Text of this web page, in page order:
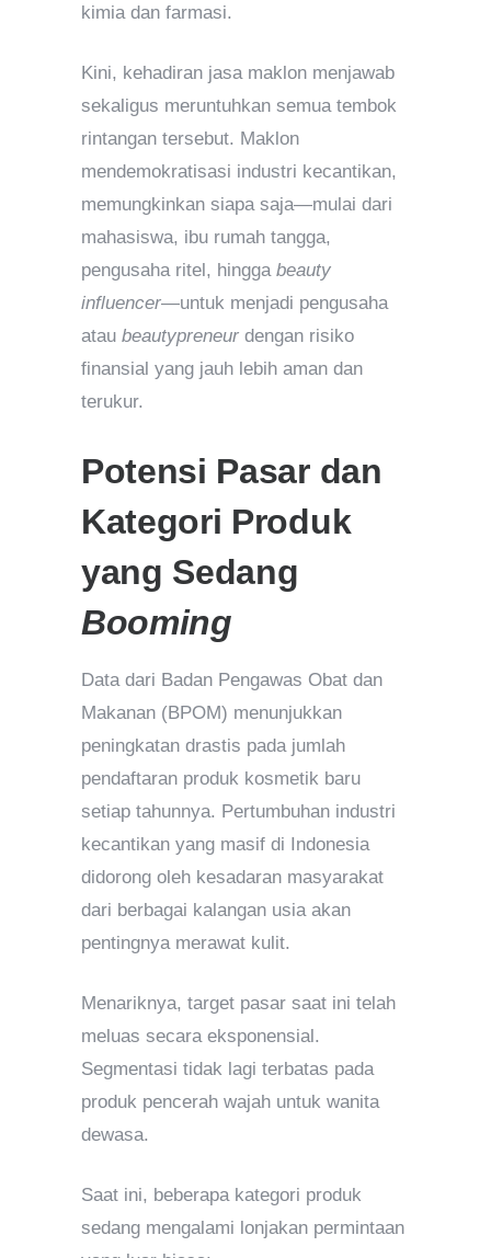
kimia dan farmasi.
Kini, kehadiran jasa maklon menjawab
sekaligus meruntuhkan semua tembok
rintangan tersebut. Maklon
mendemokratisasi industri kecantikan,
memungkinkan siapa saja—mulai dari
mahasiswa, ibu rumah tangga,
pengusaha ritel, hingga beauty
influencer—untuk menjadi pengusaha
atau beautypreneur dengan risiko
finansial yang jauh lebih aman dan
terukur.
Potensi Pasar dan
Kategori Produk
yang Sedang
Booming
Data dari Badan Pengawas Obat dan
Makanan (BPOM) menunjukkan
peningkatan drastis pada jumlah
pendaftaran produk kosmetik baru
setiap tahunnya. Pertumbuhan industri
kecantikan yang masif di Indonesia
didorong oleh kesadaran masyarakat
dari berbagai kalangan usia akan
pentingnya merawat kulit.
Menariknya, target pasar saat ini telah
meluas secara eksponensial.
Segmentasi tidak lagi terbatas pada
produk pencerah wajah untuk wanita
dewasa.
Saat ini, beberapa kategori produk
sedang mengalami lonjakan permintaan